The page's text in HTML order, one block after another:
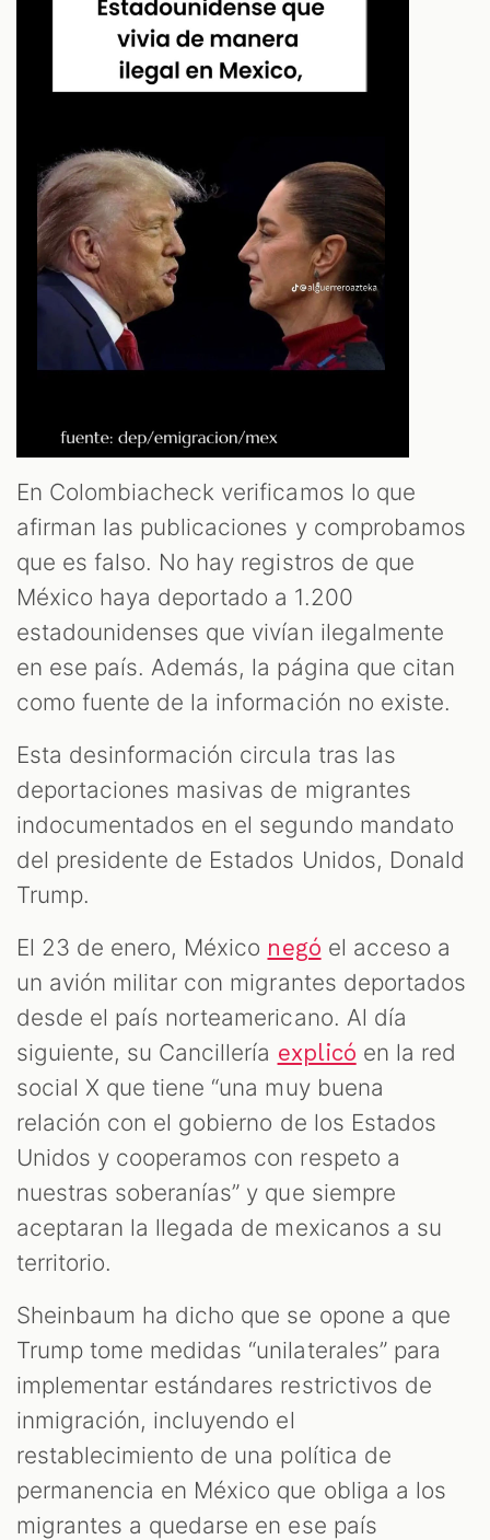
En Colombiacheck verificamos lo que
afirman las publicaciones y comprobamos
que es falso. No hay registros de que
México haya deportado a 1.200
estadounidenses que vivían ilegalmente
en ese país. Además, la página que citan
como fuente de la información no existe.
Esta desinformación circula tras las
deportaciones masivas de migrantes
indocumentados en el segundo mandato
del presidente de Estados Unidos, Donald
Trump.
El 23 de enero, México negó el acceso a
un avión militar con migrantes deportados
desde el país norteamericano. Al día
siguiente, su Cancillería explicó en la red
social X que tiene “una muy buena
relación con el gobierno de los Estados
Unidos y cooperamos con respeto a
nuestras soberanías” y que siempre
aceptaran la llegada de mexicanos a su
territorio.
Sheinbaum ha dicho que se opone a que
Trump tome medidas “unilaterales” para
implementar estándares restrictivos de
inmigración, incluyendo el
restablecimiento de una política de
permanencia en México que obliga a los
migrantes a quedarse en ese país